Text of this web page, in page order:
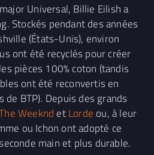
Universal, Billie Eilish a
Stockés pendant des années
(États-Unis), environ
ont été recyclés pour créer
pièces 100% coton (tandis
ont été reconvertis en
BTP). Depuis des grands
Weeknd et Lorde ou, à leur
ou Ichon ont adopté ce
main et plus durable.